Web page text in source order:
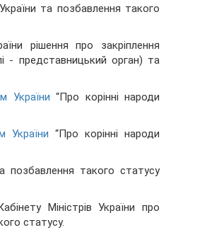
та позбавлення такого
рішення про закріплення
- представницький орган) та
України “Про корінні народи
України “Про корінні народи
позбавлення такого статусу
Міністрів України про
статусу.